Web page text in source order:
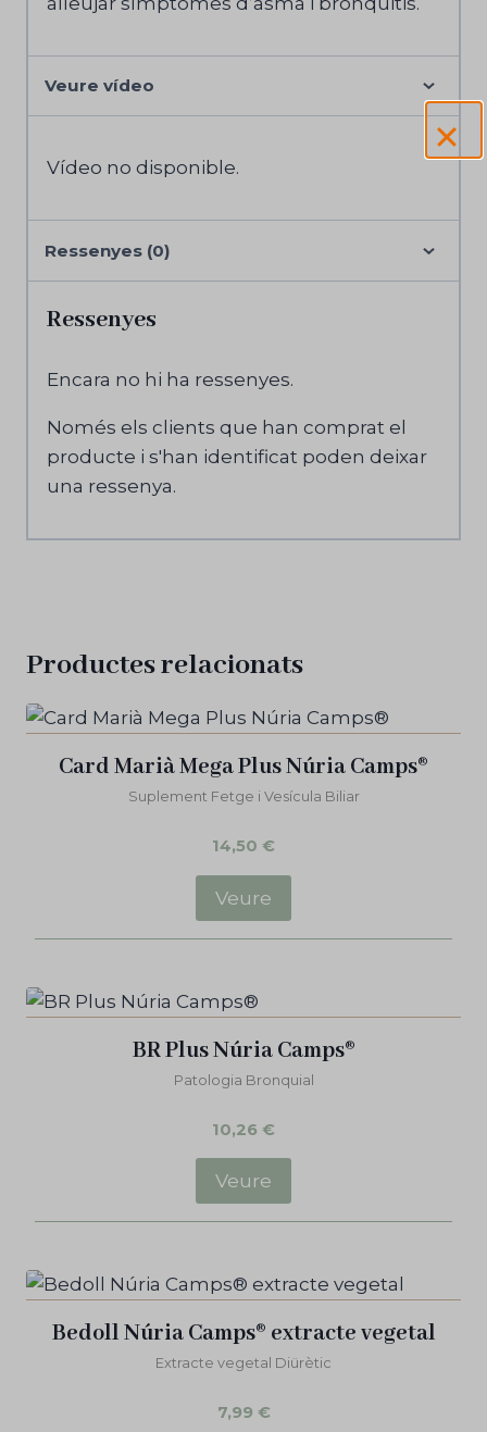
Veure vídeo
Vídeo no disponible.
Ressenyes (0)
Ressenyes
Encara no hi ha ressenyes.
Només els clients que han comprat el
producte i s'han identificat poden deixar
una ressenya.
Productes relacionats
Card Marià Mega Plus Núria Camps®
Suplement Fetge i Vesícula Biliar
14,50 €
Veure
BR Plus Núria Camps®
Patologia Bronquial
10,26 €
Veure
Bedoll Núria Camps® extracte vegetal
Extracte vegetal Diürètic
7,99 €